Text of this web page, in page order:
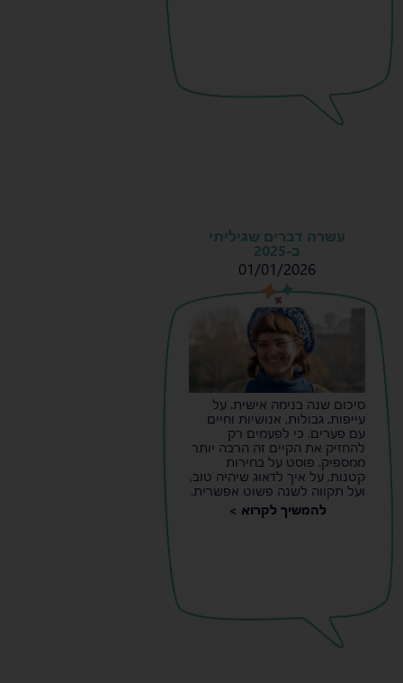
עשרה דברים שגיליתי
ב-2025
01/01/2026
s
s
סיכום שנה בנימה אישית. על
עייפות, גבולות, אנושיות וחיים
עם פערים. כי לפעמים רק
להחזיק את הקיים זה הרבה יותר
ממספיק. פוסט על בחירות
קטנות, על איך לדאוג שיהיה טוב,
ועל תקווה לשנה פשוט אפשרית.
להמשיך לקרוא >